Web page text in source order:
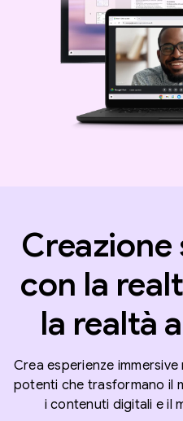
Creazione
con la
la realtà
Crea esperienze
potenti che trasformano il
i contenuti digitali e il